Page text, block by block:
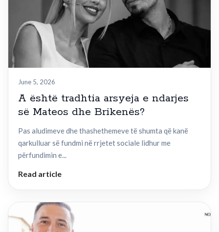
June 5, 2026
A është tradhtia arsyeja e ndarjes
së Mateos dhe Brikenës?
Pas aludimeve dhe thashethemeve të shumta që kanë
qarkulluar së fundmi në rrjetet sociale lidhur me
përfundimin e...
Read article